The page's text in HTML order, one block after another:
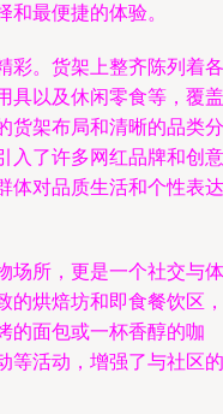
最便捷的体验。
彩。货架上整齐陈列着各
具以及休闲零食等，覆盖
货架布局和清晰的品类分
入了许多网红品牌和创意
体对品质生活和个性表达
场所，更是一个社交与体
的烘焙坊和即食餐饮区，
的面包或一杯香醇的咖
等活动，增强了与社区的